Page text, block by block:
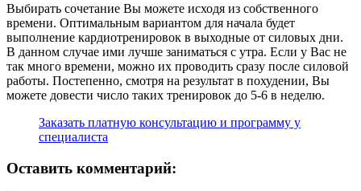
Выбирать сочетание Вы можете исходя из собственного
времени. Оптимальным вариантом для начала будет
выполнение кардиотренировок в выходные от силовых дни.
В данном случае ими лучше заниматься с утра. Если у Вас не
так много времени, можно их проводить сразу после силовой
работы. Постепенно, смотря на результат в похудении, Вы
можете довести число таких тренировок до 5-6 в неделю.
Заказать платную консультацию и программу у
специалиста
Оставить комментарий: